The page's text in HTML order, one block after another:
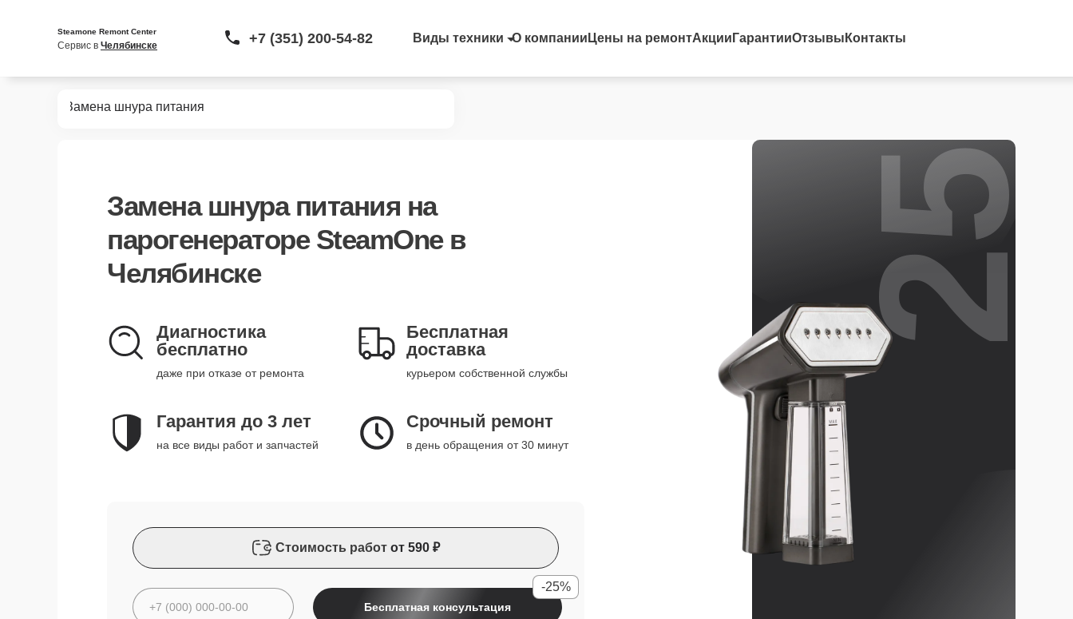
Steamone Remont Center
Сервис в Челябинске +7 (351) 200-54-82 Виды техники О компании Цены на ремонтАкции ГарантииОтзывы Контакты
Замена шнура питания
Замена шнура питания на
парогенераторе SteamOne в
Челябинске
Диагностика
бесплатно
даже при отказе от ремонта
Бесплатная
доставка
курьером собственной службы
Гарантия до 3 лет
на все виды работ и запчастей
Срочный ремонт
в день обращения от 30 минут
Стоимость работ от 590 ₽
Бесплатная консультация
-25%
25%